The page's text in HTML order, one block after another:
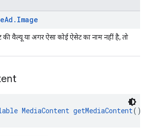
Ad . Image
वैल्यू या अगर ऐसा कोई ऐसेट का नाम नहीं है, तो
MediaContent getMediaContent()